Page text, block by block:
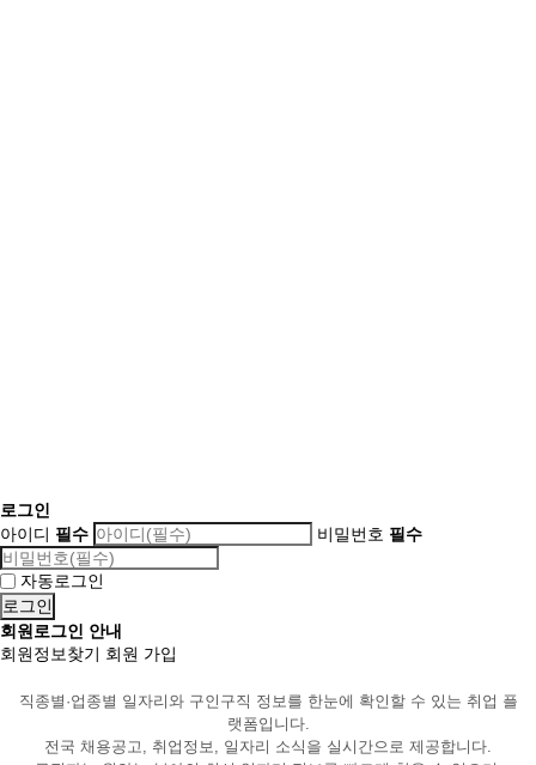
로그인
아이디 필수 비밀번호 필수
자동로그인
회원로그인 안내
회원정보찾기 회원 가입
직종별·업종별 일자리와 구인구직 정보를 한눈에 확인할 수 있는 취업 플
랫폼입니다.
전국 채용공고, 취업정보, 일자리 소식을 실시간으로 제공합니다.